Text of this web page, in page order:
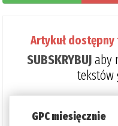
Artykuł
SUBSKRYBUJaby
tekstów
GPC miesięcznie